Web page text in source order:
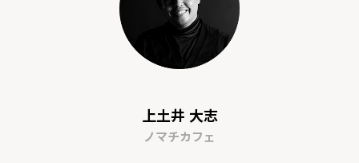
上土井 大志
ノマチカフェ